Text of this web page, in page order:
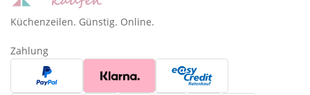
Küchenzeilen. Günstig. Online.
Zahlung